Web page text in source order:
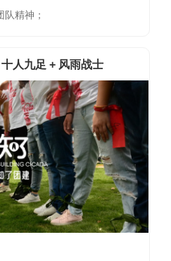
精神；
人九足 + 风雨战士